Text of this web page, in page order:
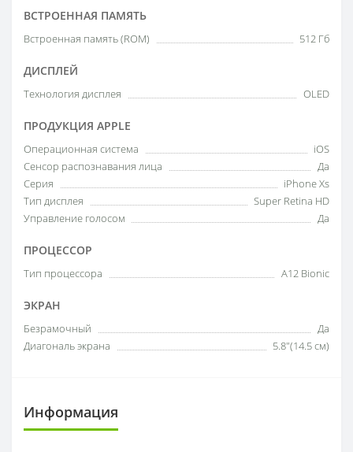
ВСТРОЕННАЯ ПАМЯТЬ
Встроенная память (ROM) 512 Гб
ДИСПЛЕЙ
Технология дисплея OLED
ПРОДУКЦИЯ APPLE
Операционная система
iOS
Сенсор распознавания лица
Да
Серия
iPhone Xs
Тип дисплея
Super Retina HD
Управление голосом
Да
ПРОЦЕССОР
Тип процессора A12 Bionic
ЭКРАН
Безрамочный
Да
Диагональ экрана
5.8"(14.5 см)
Информация